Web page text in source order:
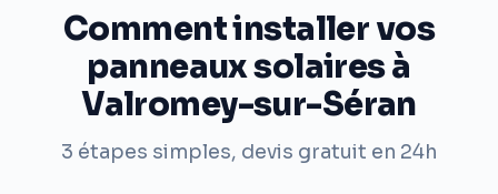
Comment installer vos
panneaux solaires à
Valromey-sur-Séran
3 étapes simples, devis gratuit en 24h